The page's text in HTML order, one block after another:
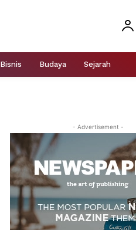
Bisnis Budaya Sejarah
- Advertisement -